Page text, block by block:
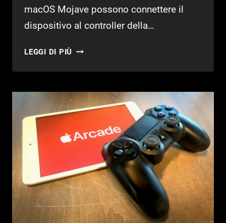
macOS Mojave possono connettere il
dispositivo al controller della…
LEGGI DI PIÙ COME
IL
4
A
CON